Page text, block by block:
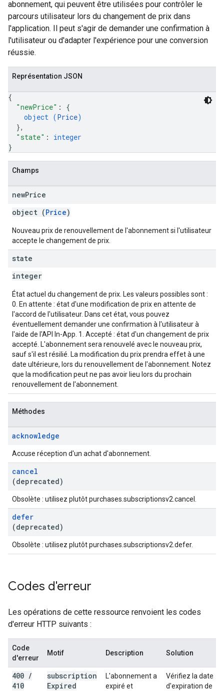
abonnement, qui peuvent être utilisées pour contrôler le
parcours utilisateur lors du changement de prix dans
l'application. Il peut s'agir de demander une confirmation à
l'utilisateur ou d'adapter l'expérience pour une conversion
réussie.
Représentation JSON
{
"newPrice" : {
object (Price)
},
"state" : integer
}
Champs
newPrice
object (Price)
Nouveau prix de renouvellement de l'abonnement si l'utilisateur
accepte le changement de prix.
state
integer
État actuel du changement de prix. Les valeurs possibles sont :
0. En attente : état d'une modification de prix en attente de
l'accord de l'utilisateur. Dans cet état, vous pouvez
éventuellement demander une confirmation à l'utilisateur à
l'aide de l'API In-App. 1. Accepté : état d'un changement de prix
accepté. L'abonnement sera renouvelé avec le nouveau prix,
sauf s'il est résilié. La modification du prix prendra effet à une
date ultérieure, lors du renouvellement de l'abonnement. Notez
que la modification peut ne pas avoir lieu lors du prochain
renouvellement de l'abonnement.
Méthodes
acknowledge
Accuse réception d'un achat d'abonnement.
cancel
(deprecated)
Obsolète : utilisez plutôt purchases.subscriptionsv2.cancel.
defer
(deprecated)
Obsolète : utilisez plutôt purchases.subscriptionsv2.defer.
Codes d'erreur
Les opérations de cette ressource renvoient les codes
d'erreur HTTP suivants :
Code
d'erreur
Motif Description Solution
400 /
410
subscription
Expired
L'abonnement a
expiré et
Vérifiez la date
d'expiration de